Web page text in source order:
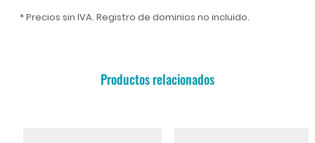
* Precios sin IVA. Registro de dominios no incluido.
Productos relacionados